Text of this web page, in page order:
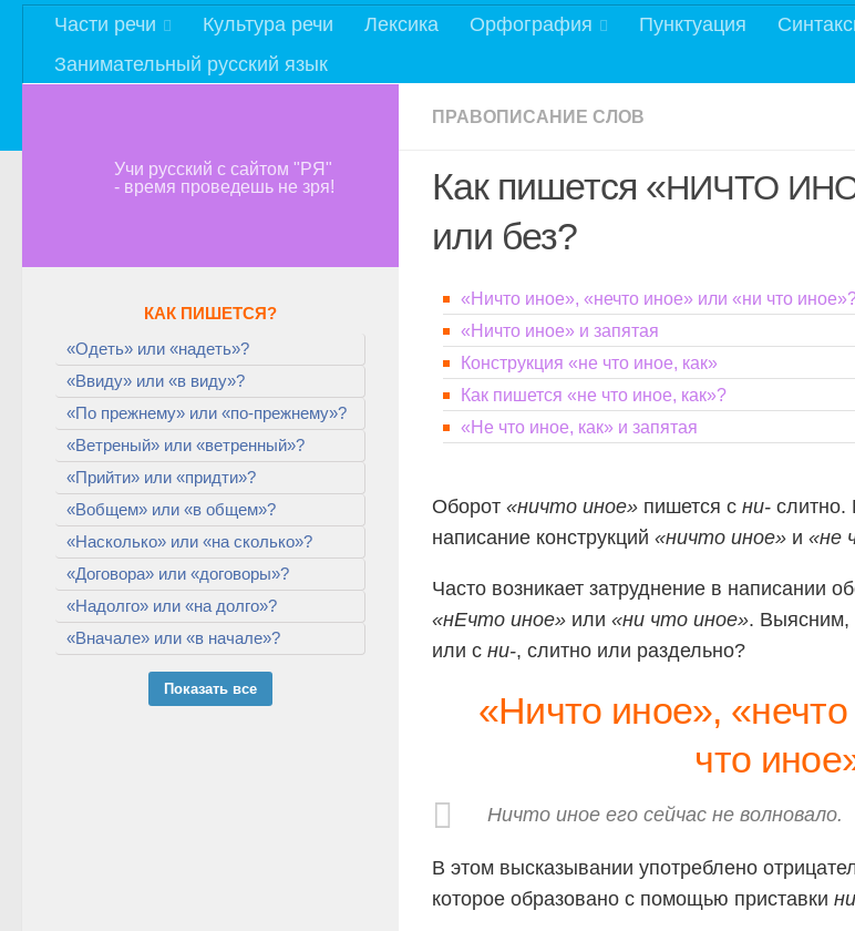
Части речи Культура речи Лексика Орфография Пунктуация
Занимательный русский язык
ПРАВОПИСАНИЕ СЛОВ
Как пишется «НИЧТО
или без?
«Ничто иное», «нечто иное» или «ни что
«Ничто иное» и запятая
Конструкция «не что иное, как»
Как пишется «не что иное, как»?
«Не что иное, как» и запятая
Оборот «ничто иное» пишется с ни- слитно.
написание конструкций «ничто иное» и «не
Часто возникает затруднение в написании
«нЕчто иное» или «ни что иное». Выясним,
или с ни-, слитно или раздельно?
«Ничто иное»,
что
Ничто иное его сейчас не волновало.
В этом высказывании употреблено
которое образовано с помощью приставки
Учи русский с сайтом "РЯ"
- время проведешь не зря!
КАК ПИШЕТСЯ?
«Одеть» или «надеть»?
«Ввиду» или «в виду»?
«По прежнему» или «по-прежнему»?
«Ветреный» или «ветренный»?
«Прийти» или «придти»?
«Вобщем» или «в общем»?
«Насколько» или «на сколько»?
«Договора» или «договоры»?
«Надолго» или «на долго»?
«Вначале» или «в начале»?
Показать все